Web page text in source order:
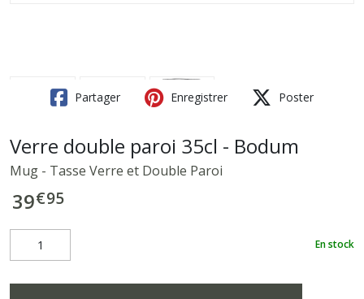
Partager Enregistrer Poster
Verre double paroi 35cl - Bodum
Mug - Tasse Verre et Double Paroi
39€95
En stock